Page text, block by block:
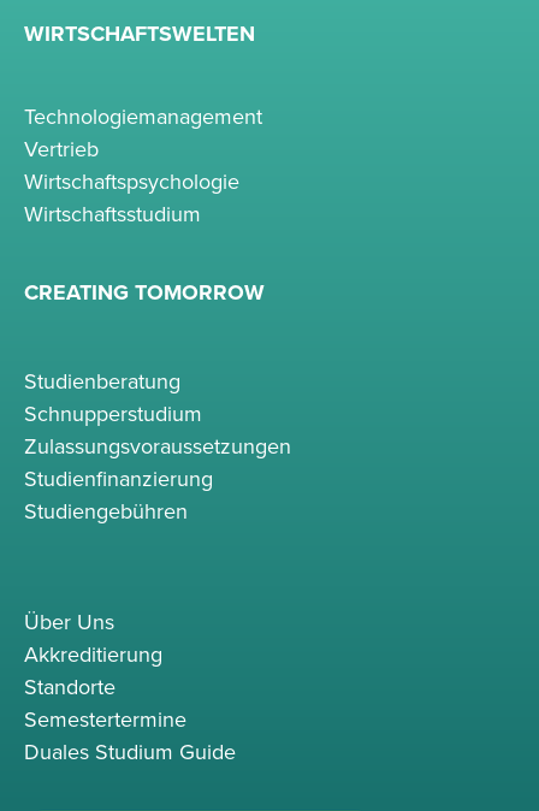
WIRTSCHAFTSWELTEN
Technologiemanagement
Vertrieb
Wirtschaftspsychologie
Wirtschaftsstudium
CREATING TOMORROW
Studienberatung
Schnupperstudium
Zulassungsvoraussetzungen
Studienfinanzierung
Studiengebühren
Über Uns
Akkreditierung
Standorte
Semestertermine
Duales Studium Guide